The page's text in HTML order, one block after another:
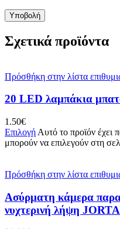
Σχετικά προϊόντα
Πρόσθήκη στην λίστα
20 LED λαμπάκια
1.50€
Επιλογή Αυτό το προϊόν έχει
μπορούν να επιλεγούν στη
Πρόσθήκη στην λίστα
Ασύρματη κάμερα
νυχτερινή λήψη